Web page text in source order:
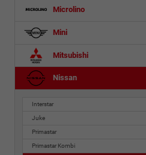
Microlino
Mini
Mitsubishi
Nissan
Interstar
Juke
Primastar
Primastar Kombi